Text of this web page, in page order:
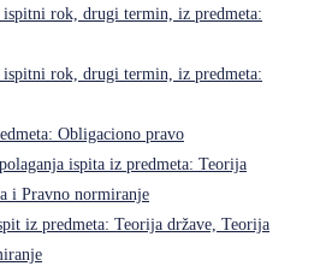
rok, drugi termin, iz predmeta:
rok, drugi termin, iz predmeta:
Obligaciono pravo
ispita iz predmeta: Teorija
i Pravno normiranje
iz predmeta: Teorija države, Teorija